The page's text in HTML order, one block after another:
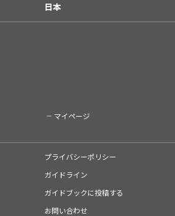
日本
マイページ
プライバシーポリシー
ガイドライン
ガイドブックに投稿する
お問い合わせ